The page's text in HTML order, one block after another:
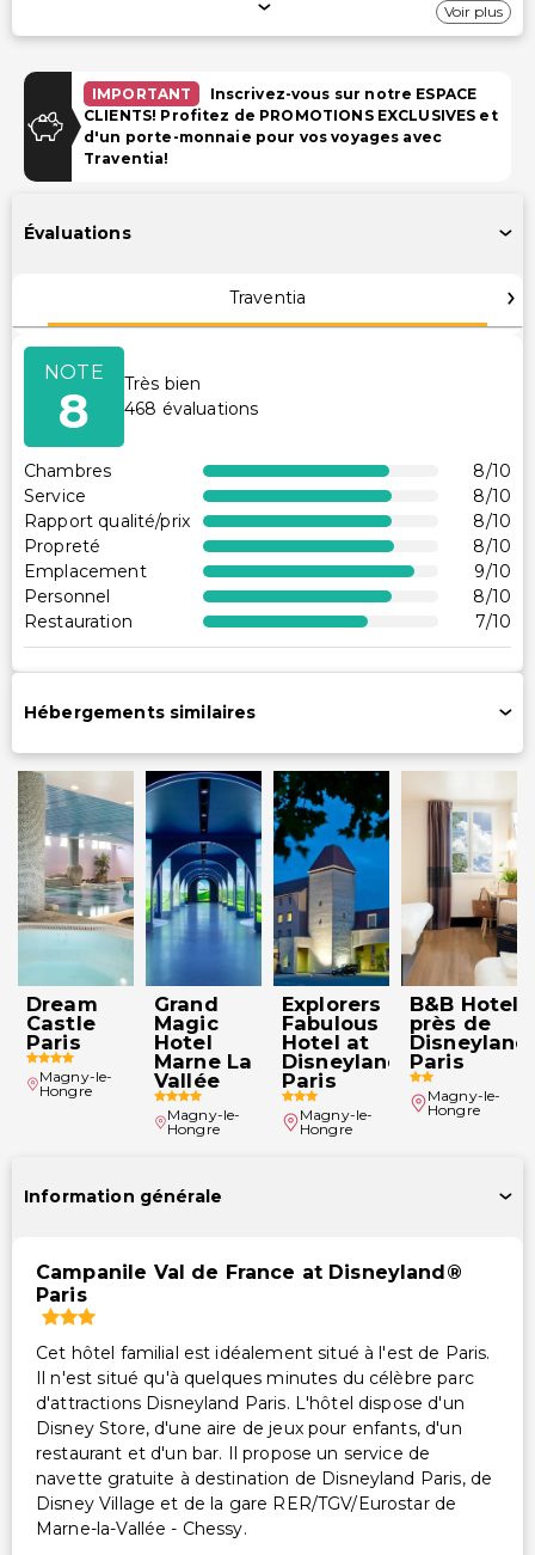
Installations
Salles de réunion
Télévision dans les espaces communs
Salle de jeux/arcade
Accessible en fauteuil roulant
Accessible en fauteuil roulant – non
Départ express
Coffre-fort à la réception
Service de ménage sur demande
Personnel multilingue
Changement de serviettes (sur demande)
Voir plus
IMPORTANT
Inscrivez-vous sur notre ESPACE
CLIENTS! Profitez de PROMOTIONS EXCLUSIVES et
d'un porte-monnaie pour vos voyages avec
Traventia!
Évaluations
Traventia
NOTE
8
Très bien
468 évaluations
Chambres 8/10
Service
8/10
Rapport qualité/prix
8/10
Propreté
8/10
Emplacement
9/10
Personnel
8/10
Restauration
7/10
Hébergements similaires
Dream
Castle
Paris
Magny-le-
Hongre
Grand
Magic
Hotel
Marne La
Vallée
Magny-le-
Hongre
Explorers
Fabulous
Hotel at
Disneyland®
Paris
Magny-le-
Hongre
B&B Hotel
près de
Paris
Magny-le-
Hongre
Information générale
Campanile Val de France at Disneyland®
Paris
Cet hôtel familial est idéalement situé à l'est de Paris.
Il n'est situé qu'à quelques minutes du célèbre parc
d'attractions Disneyland Paris. L'hôtel dispose d'un
Disney Store, d'une aire de jeux pour enfants, d'un
restaurant et d'un bar. Il propose un service de
navette gratuite à destination de Disneyland Paris, de
Disney Village et de la gare RER/TGV/Eurostar de
Marne-la-Vallée - Chessy.